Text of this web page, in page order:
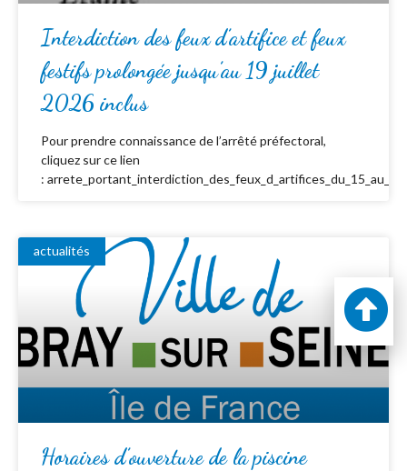
Interdiction des feux d’artifice et feux
festifs prolongée jusqu’au 19 juillet
2026 inclus
Pour prendre connaissance de l’arrêté préfectoral,
cliquez sur ce lien
:
actualités
Horaires d’ouverture de la piscine